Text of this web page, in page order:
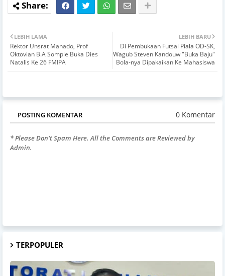
LEBIH BARU
Di Pembukaan Futsal Piala OD-SK,
Wagub Steven Kandouw "Buka Baju"
Bola-nya Dipakaikan Ke Mahasiswa
LEBIH LAMA
Rektor Unsrat Manado, Prof
Oktovian B.A Sompie Buka Dies
Natalis Ke 26 FMIPA
POSTING KOMENTAR 0 Komentar
* Please Don't Spam Here. All the Comments are Reviewed by
Admin.
TERPOPULER